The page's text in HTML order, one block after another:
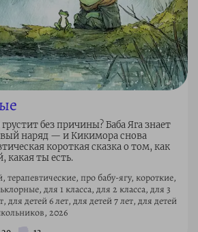
без причины? Баба Яга знает
наряд — и Кикимора снова
короткая сказка о том, как
какая ты есть.
терапевтические, про бабу-ягу, короткие,
для 1 класса, для 2 класса, для 3
для детей 6 лет, для детей 7 лет, для детей
2026